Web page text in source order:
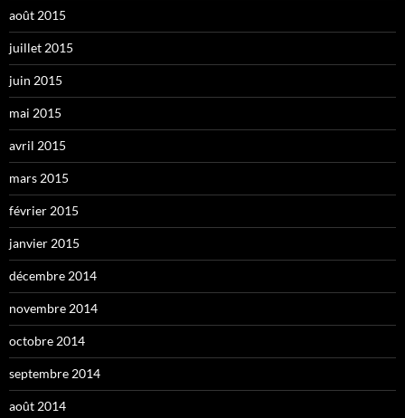
août 2015
juillet 2015
juin 2015
mai 2015
avril 2015
mars 2015
février 2015
janvier 2015
décembre 2014
novembre 2014
octobre 2014
septembre 2014
août 2014